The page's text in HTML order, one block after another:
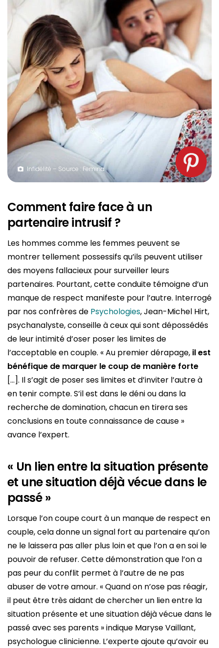
Infidélité – Source : Femina
Comment faire face à un
partenaire intrusif ?
Les hommes comme les femmes peuvent se
montrer tellement possessifs qu’ils peuvent utiliser
des moyens fallacieux pour surveiller leurs
partenaires. Pourtant, cette conduite témoigne d’un
manque de respect manifeste pour l’autre. Interrogé
par nos confrères de Psychologies, Jean-Michel Hirt,
psychanalyste, conseille à ceux qui sont dépossédés
de leur intimité d’oser poser les limites de
l’acceptable en couple. « Au premier dérapage, il est
bénéfique de marquer le coup de manière forte
[…]. Il s’agit de poser ses limites et d’inviter l’autre à
en tenir compte. S’il est dans le déni ou dans la
recherche de domination, chacun en tirera ses
conclusions en toute connaissance de cause »
avance l’expert.
« Un lien entre la situation présente
et une situation déjà vécue dans le
passé »
Lorsque l’on coupe court à un manque de respect en
couple, cela donne un signal fort au partenaire qu’on
ne le laissera pas aller plus loin et que l’on a en soi le
pouvoir de refuser. Cette démonstration que l’on a
pas peur du conflit permet à l’autre de ne pas
abuser de votre amour. « Quand on n’ose pas réagir,
il peut être très aidant de chercher un lien entre la
situation présente et une situation déjà vécue dans le
passé avec ses parents » indique Maryse Vaillant,
psychologue clinicienne. L’experte ajoute qu’avoir eu